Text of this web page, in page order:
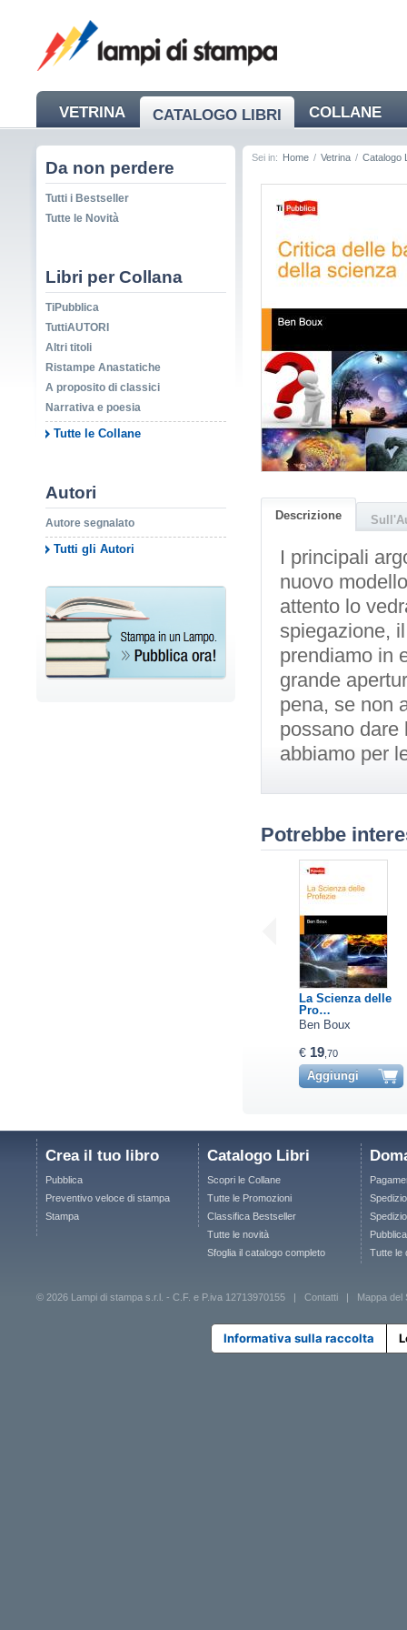
VETRINA CATALOGO LIBRI COLLANE
NEWS
Da non perdere
Tutti i Bestseller
Tutte le Novità
Libri per Collana
TiPubblica
TuttiAUTORI
Altri titoli
Ristampe Anastatiche
A proposito di classici
Narrativa e poesia
Tutte le Collane
Autori
Autore segnalato
Tutti gli Autori
Sei in: Home / Vetrina / Catalogo
Descrizione
I principali
nuovo
attento lo
spiegazione,
prendiamo in
grande
pena, se non
possano dare
abbiamo per
Potrebbe
La Scienza delle
Pro…
Ben Boux
€ 19,70
Aggiungi
Crea il tuo libro
Pubblica
Preventivo veloce di stampa
Stampa
Catalogo Libri
Scopri le Collane
Tutte le Promozioni
Classifica Bestseller
Tutte le novità
Sfoglia il catalogo completo
Tutte le
© 2026 Lampi di stampa s.r.l. - C.F. e P.iva 12713970155 | Contatti Mappa del
Informativa sulla raccolta